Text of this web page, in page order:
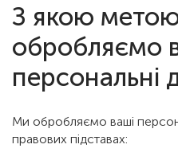
З якою
обробляємо
персональні
Ми обробляємо ваші
правових підставах: